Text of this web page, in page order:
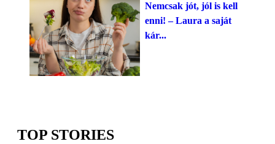
Nemcsak jót, jól is kell
enni! – Laura a saját
kár...
TOP STORIES